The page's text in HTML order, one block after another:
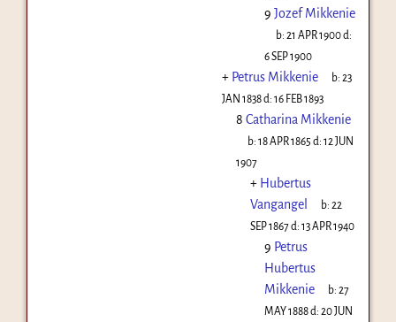
9 Jozef Mikkenie
b:21 APR 1900d:
6 SEP 1900
+ Petrus Mikkenie b:23
JAN 1838d: 16 FEB 1893
8 Catharina Mikkenie
b:18 APR 1865 d:12 JUN
1907
+ Hubertus
Vangangel
b:22
SEP 1867d: 13 APR 1940
9 Petrus
Hubertus
Mikkenie
b:27
MAY 1888d: 20 JUN